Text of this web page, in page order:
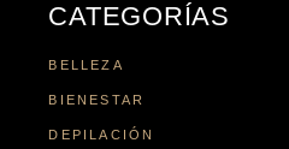
CATEGORÍAS
BELLEZA
BIENESTAR
DEPILACIÓN